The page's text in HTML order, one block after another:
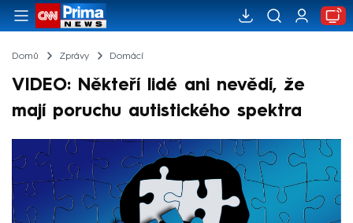
Domů Zprávy Domácí
VIDEO: Někteří lidé ani nevědí, že
mají poruchu autistického spektra